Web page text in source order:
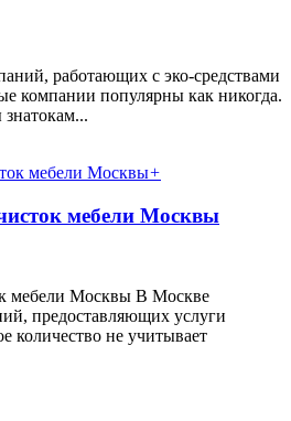
работающих с эко-средствами
компании популярны как никогда.
+
мебели Москвы
мебели Москвы В Москве
предоставляющих услуги
количество не учитывает